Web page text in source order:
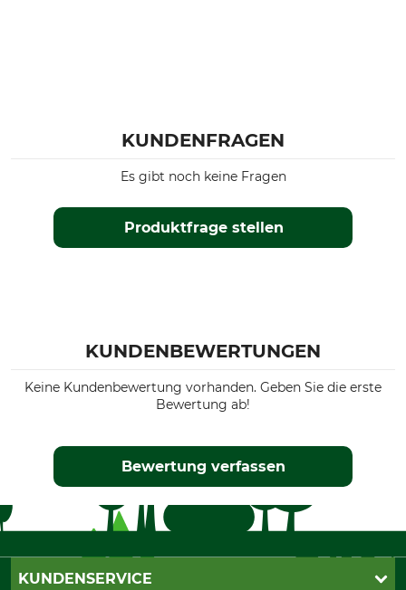
KUNDENFRAGEN
Produktfrage stellen
Es gibt noch keine Fragen
KUNDENBEWERTUNGEN
Keine Kundenbewertung vorhanden. Geben Sie die erste
Bewertung ab!
Bewertung verfassen
KUNDENSERVICE